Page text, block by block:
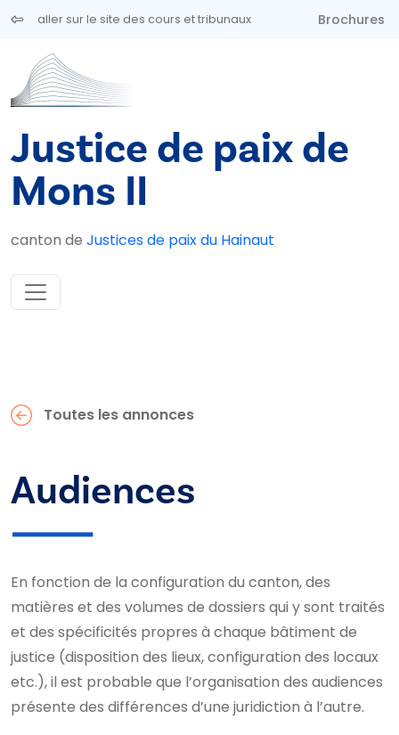
Aller au contenu principal
aller sur le site des cours et tribunaux Brochures
Justice de paix de
Mons II
canton de Justices de paix du Hainaut
Toutes les annonces
Audiences
En fonction de la configuration du canton, des
matières et des volumes de dossiers qui y sont traités
et des spécificités propres à chaque bâtiment de
justice (disposition des lieux, configuration des locaux
etc.), il est probable que l’organisation des audiences
présente des différences d’une juridiction à l’autre.